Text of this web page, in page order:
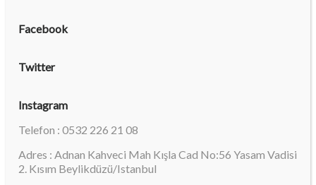
Facebook
Twitter
Instagram
Telefon : 0532 226 21 08
Adres : Adnan Kahveci Mah Kışla Cad No:56 Yasam Vadisi
2. Kısım Beylikdüzü/Istanbul